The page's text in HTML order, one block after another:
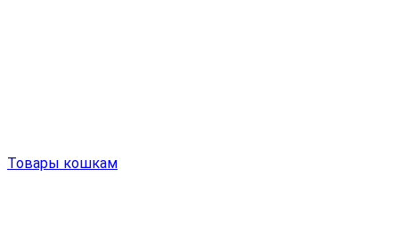
Товары кошкам